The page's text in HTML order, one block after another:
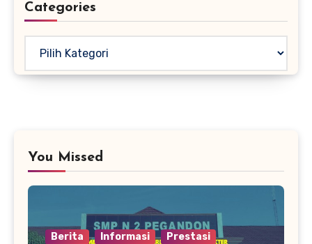
Categories
You Missed
Berita Informasi
Prestasi